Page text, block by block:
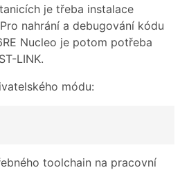
je třeba instalace
nahrání a debugování kódu
Nucleo je potom potřeba
LINK.
módu:
toolchain na pracovní